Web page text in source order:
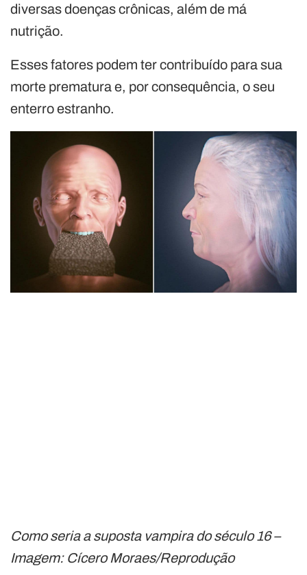
diversas doenças crônicas, além de má
nutrição.
Esses fatores podem ter contribuído para sua
morte prematura e, por consequência, o seu
enterro estranho.
Como seria a suposta vampira do século 16 –
Imagem: Cícero Moraes/Reprodução